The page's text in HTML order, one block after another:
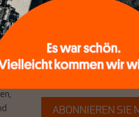
ist
haben. Wir öffnen
frische Luft in die
Brauchen Sie auch
folgen Sie einfach dem
ABONNIEREN SIE